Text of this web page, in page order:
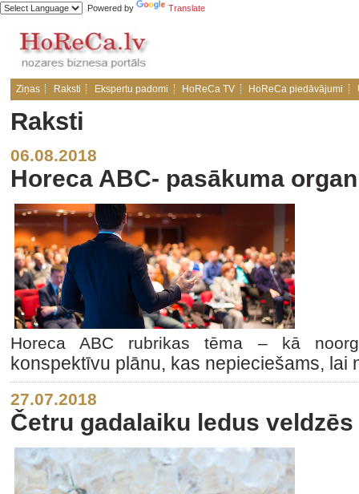
Powered by Translate
Ziņas Raksti Ekspertu padomi HoReCa TV HoReCa piedāvājumi
Raksti
06.08.2018
Horeca ABC- pasākuma
Horeca ABC rubrikas tēma – kā
konspektīvu plānu, kas nepieciešams, lai
27.07.2018
Četru gadalaiku ledus